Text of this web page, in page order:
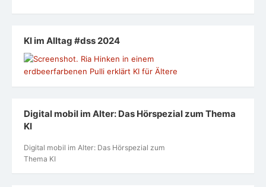
KI im Alltag #dss 2024
Digital mobil im Alter: Das Hörspezial zum Thema
KI
Digital mobil im Alter: Das Hörspezial zum
Thema KI